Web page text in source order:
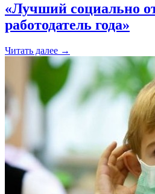
«Лучший социально
работодатель года»
Читать далее →